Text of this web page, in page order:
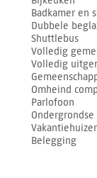
Badkamer en
Dubbele
Shuttlebus
Volledig
Volledig
Omheind
Parlofoon
Belegging